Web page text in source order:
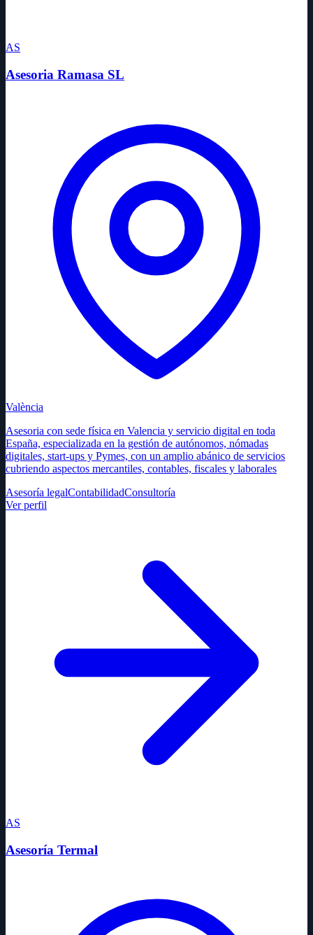
AS
Asesoria Ramasa SL
València
Asesoria con sede física en Valencia y servicio digital en toda
España, especializada en la gestión de autónomos, nómadas
digitales, start-ups y Pymes, con un amplio abánico de servicios
cubriendo aspectos mercantiles, contables, fiscales y laborales
Asesoría legalContabilidadConsultoría
Ver perfil
AS
Asesoría Termal